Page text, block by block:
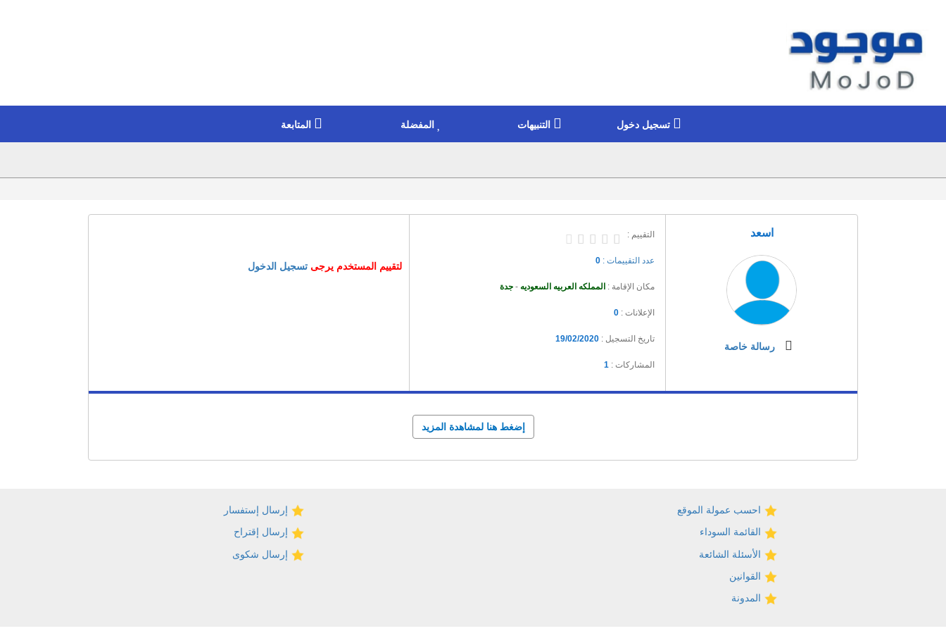
تسجيل دخول التنبيهات المفضلة المتابعة
اسعد
رسالة خاصة
التقييم :
عدد التقييمات : 0
مكان الإقامة : المملكه العربيه السعوديه - جدة
الإعلانات : 0
تاريخ التسجيل : 19/02/2020
المشاركات : 1
لتقييم المستخدم يرجى تسجيل الدخول
إضغط هنا لمشاهدة المزيد
احسب عمولة الموقع
القائمة السوداء
الأسئلة الشائعة
القوانين
المدونة
إرسال إستفسار
إرسال إقتراح
إرسال شكوى